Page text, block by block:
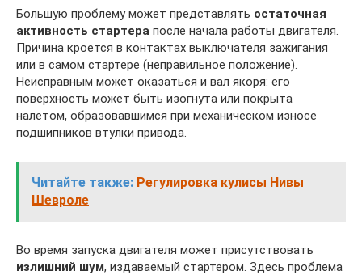
Большую проблему может представлять остаточная
активность стартера после начала работы двигателя.
Причина кроется в контактах выключателя зажигания
или в самом стартере (неправильное положение).
Неисправным может оказаться и вал якоря: его
поверхность может быть изогнута или покрыта
налетом, образовавшимся при механическом износе
подшипников втулки привода.
Читайте также: Регулировка кулисы Нивы
Шевроле
Во время запуска двигателя может присутствовать
излишний шум, издаваемый стартером. Здесь проблема